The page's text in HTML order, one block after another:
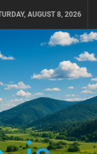
AUGUST 8, 2026